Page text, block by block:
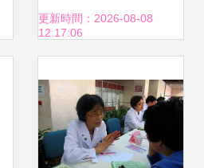
術
更新時間：2026-08-08
12:17:06